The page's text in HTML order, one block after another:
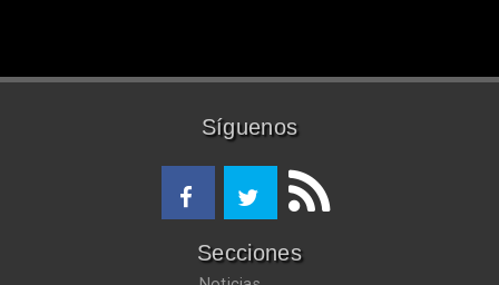
Síguenos
Secciones